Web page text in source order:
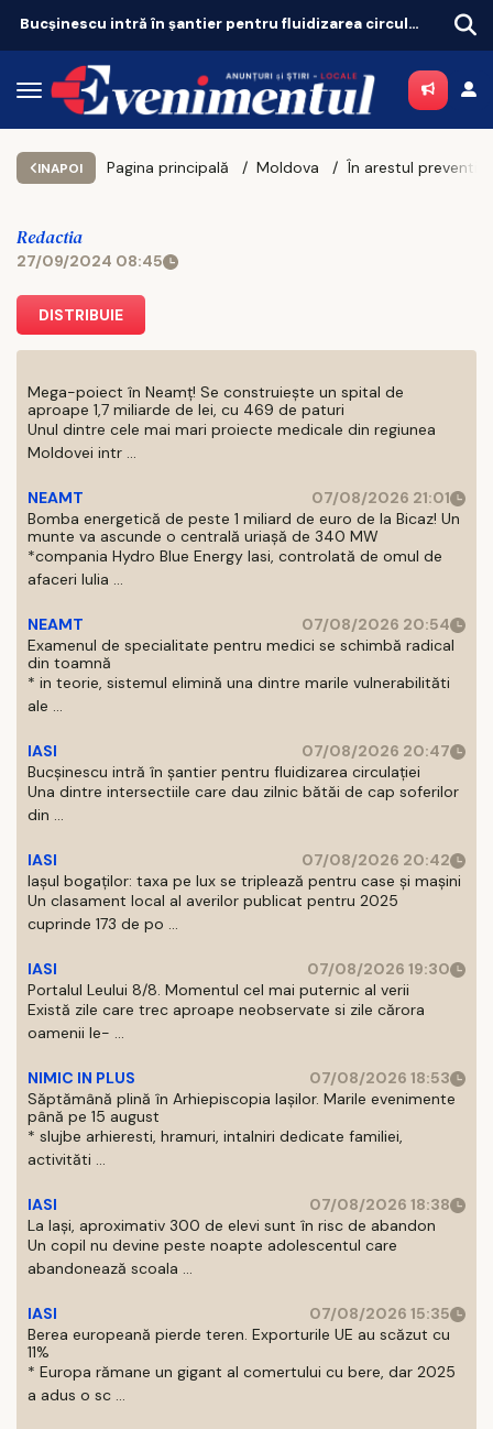
Bucșinescu intră în șantier pentru fluidizarea circulației
INAPOI Pagina principală Moldova
Redactia
27/09/2024 08:45
DISTRIBUIE
Mega-poiect în Neamț! Se construiește un spital de
aproape 1,7 miliarde de lei, cu 469 de paturi
Unul dintre cele mai mari proiecte medicale din regiunea
Moldovei intr ...
NEAMT
07/08/2026 21:01
Bomba energetică de peste 1 miliard de euro de la Bicaz! Un
munte va ascunde o centrală uriașă de 340 MW
*compania Hydro Blue Energy Iasi, controlată de omul de
afaceri Iulia ...
NEAMT
07/08/2026 20:54
Examenul de specialitate pentru medici se schimbă radical
din toamnă
* in teorie, sistemul elimină una dintre marile vulnerabilităti
ale ...
IASI
07/08/2026 20:47
Bucșinescu intră în șantier pentru fluidizarea circulației
Una dintre intersectiile care dau zilnic bătăi de cap soferilor
din ...
IASI
07/08/2026 20:42
Iașul bogaților: taxa pe lux se triplează pentru case și mașini
Un clasament local al averilor publicat pentru 2025
cuprinde 173 de po ...
IASI
07/08/2026 19:30
Portalul Leului 8/8. Momentul cel mai puternic al verii
Există zile care trec aproape neobservate si zile cărora
oamenii le- ...
NIMIC IN PLUS
07/08/2026 18:53
Săptămână plină în Arhiepiscopia Iașilor. Marile evenimente
până pe 15 august
* slujbe arhieresti, hramuri, intalniri dedicate familiei,
activităti ...
IASI
07/08/2026 18:38
La Iași, aproximativ 300 de elevi sunt în risc de abandon
Un copil nu devine peste noapte adolescentul care
abandonează scoala ...
IASI
07/08/2026 15:35
Berea europeană pierde teren. Exporturile UE au scăzut cu
11%
* Europa rămane un gigant al comertului cu bere, dar 2025
a adus o sc ...